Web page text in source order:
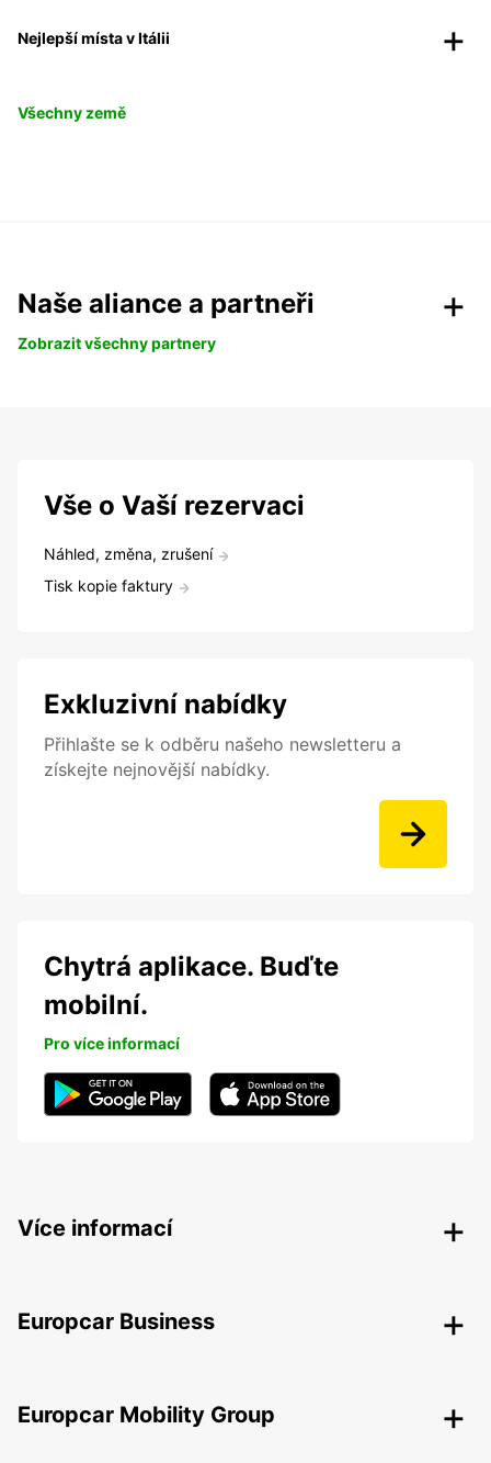
Nejlepší místa v Itálii
Všechny země
Naše aliance a partneři
Zobrazit všechny partnery
Vše o Vaší rezervaci
Náhled, změna, zrušení
Tisk kopie faktury
Exkluzivní nabídky
Přihlašte se k odběru našeho newsletteru a
získejte nejnovější nabídky.
Chytrá aplikace. Buďte
mobilní.
Pro více informací
Více informací
Europcar Business
Europcar Mobility Group